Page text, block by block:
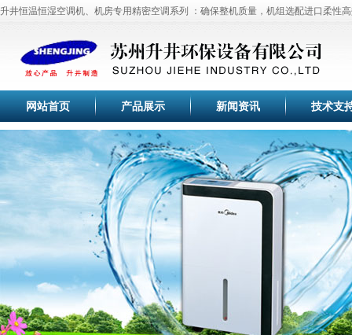
湿机、调温除湿机系列采用先进高效旋转式压缩机、高效换热器、大风量低噪音外转
国家标准，售前、售中与售后全过程精心跟踪服务,缔造工业除湿机、除湿器、工业
器、湿膜加湿机、离心加湿器、离心加湿机等空气除湿设备与空气加湿设备行业知名
升井恒温恒湿空调机、机房专用精密空调系列 ：确保整机质量，机组选配进口柔性
用日本欧姆龙产品。机组设有多项运行指示和故障显示功能。单机、多机工作均可实
制，也可根据用户要求配置通信接口，实现远距离集中显示与控制。
机、抽湿机、去湿机、空气加湿器、加湿机、恒温恒湿空调机等空气除湿设备与空气
在业内的品牌优势积累了丰富宝贵的除湿机、加湿器经验和优质的客户群体，帮助合
升井除湿机,加湿器,吸尘器已于全线通过3C认证。升井除湿机,苏州除湿机,苏州除湿
湿器,苏州加湿器,苏州加湿器,加湿机，苏州加湿机,升井加湿机荣获苏州信得过品牌称
中国除湿机行业优秀品牌，苏州升井为您提供高品质家用除湿机,工业除湿机,苏州除
机,加湿器,江苏加湿器,杭州加湿器,加湿机荣获2010年江苏省质量信得过企业称号。
中国人民武装警察8724部队使用升井工业除湿机、工业抽湿机、管道除湿机百余台，
稳定，管道除湿机全年运行正常，得到好评，苏州中烟工业公司使用升井工业除湿机
湿机、管道除湿机30余台，长年运行稳定，效果良好，得到客户一致好评！
升井工业用空气除湿机利用机械制冷及冷冻干燥的原理,把潮湿空气吸入蒸发器降到
下,使空气中的气态水凝结成水珠分离,再通过冷冻压缩机冷凝热升温后排出,达到除湿
用本产品可有效保持空气干燥,从而降低了空气的相对湿度,抑制霉菌的生长,维持湿度
物品因受潮、腐蚀、变质而造成的损失.
升井工业除湿机,具有智能湿度恒定控制系统,用户可根据生产的需要,将所需要的湿度
气除湿机微电脑控制系统内,自动控制空气除湿机、抽湿机的停开机,通过自动控制实
除湿效果,降低空气除湿机运行成本。
升井除湿器适用范围:本产品为整体柜式空气除湿器,在空气调节过程中,适用于电子、
器、生物工程、医药食品、化妆品、锂电池、印刷、地下工程及国防工程等所有需要
处理的场所。
我们对各种外购原材料进行严格检验，以确保它们满足升井除湿机、加湿器高品质的
避免它们存在可能出现的弱点，而更多的时间是花在对产品运行状况的多方面调查上
格的质量控制，致使升井除湿机、加湿器产品各个方面均能满足行业标准。
严谨的质量管理方案证明我们的除湿机、加湿器的性能是优质的，因此，各地的工程
及我们的一些主要客户）自然认可我们的模式。
苏州升井空气除湿机、空气加湿器将不断关注用户的发展，了解用户的真正需求，并
究、开发最新、最尖端的技术，并坚持采用最先进、最顶级的材质，生产出最卓越、
品。我们将长期秉承“专业缔造品质，服务塑造形象”的企业理念，为用户提供更好除
湿机、加湿器、加湿机产品及优质的湿度解决方案，直至成为业界的楷模。没有任何
高品质 除湿机 、抽湿机、工业除湿机 ,来自苏州升井,品质百分百！苏州升井专业提供:
抽湿机、
工业除湿机 、工业抽湿机、除湿器、 管道除湿机、抽湿机、去湿机、除湿器
湿机、调温除湿机系列采用先进高效旋转式压缩机、高效换热器、大风量低噪音外转
使空气干燥器的除湿效果满足于国家标准。
升井除湿机、抽湿机技术上的权威性,个性化的产品设计,使得升井除湿机、抽湿机的
国家标准，售前、售中与售后全过程精心跟踪服务,缔造工业除湿机、除湿器、工业
湿机、去湿机、空气加湿器、工业加湿器、加湿机、超声波加湿器、超声波加湿机、
器、湿膜加湿机、离心加湿器、离心加湿机等空气除湿设备与空气加湿设备行业知名
升井恒温恒湿空调机、机房专用精密空调系列 ：确保整机质量，机组选配进口柔性
缩机。膨胀阀、干燥过滤器、电磁阀、板式换热器均采用进口国外名牌产品。自动控
用日本欧姆龙产品。机组设有多项运行指示和故障显示功能。单机、多机工作均可实
制，也可根据用户要求配置通信接口，实现远距离集中显示与控制。
个性化的产品设计,售前与售后全过程细心的跟踪服务,巩固了空气除湿机、除湿器、
机、抽湿机、去湿机、空气加湿器、加湿机、恒温恒湿空调机等空气除湿设备与空气
在业内的品牌优势积累了丰富宝贵的除湿机、加湿器经验和优质的客户群体，帮助合
得成功。
升井除湿机,加湿器,吸尘器已于全线通过3C认证。升井除湿机,苏州除湿机,苏州除湿
湿器,苏州加湿器,苏州加湿器,加湿机，苏州加湿机,升井加湿机荣获苏州信得过品牌称
中国除湿机行业优秀品牌，苏州升井为您提供高品质家用除湿机,工业除湿机,苏州除
机,加湿器,江苏加湿器,杭州加湿器,加湿机荣获2010年江苏省质量信得过企业称号。
中国人民武装警察8724部队使用升井工业除湿机、工业抽湿机、管道除湿机百余台，
稳定，管道除湿机全年运行正常，得到好评，苏州中烟工业公司使用升井工业除湿机
升井工业用空气除湿机利用机械制冷及冷冻干燥的原理,把潮湿空气吸入蒸发器降到
网站首页 产品展示 新闻资讯 技术支